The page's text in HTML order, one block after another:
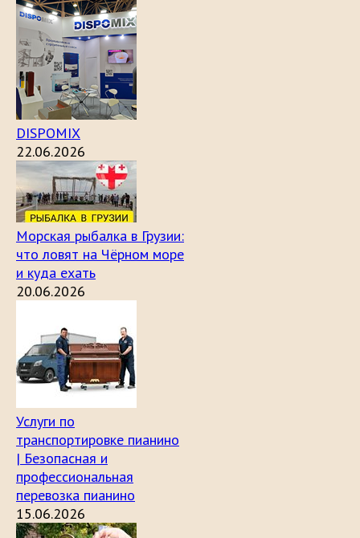
DISPOMIX
22.06.2026
Морская рыбалка в Грузии:
что ловят на Чёрном море
и куда ехать
20.06.2026
Услуги по
транспортировке пианино
| Безопасная и
профессиональная
перевозка пианино
15.06.2026